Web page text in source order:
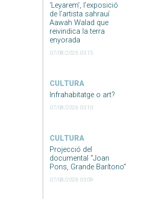
‘Leyarem’, l’exposició
de l’artista sahrauí
Aawah Walad que
reivindica la terra
enyorada
07/08/2026 03:15
CULTURA
Infrahabitatge o art?
07/08/2026 03:10
CULTURA
Projecció del
documental “Joan
Pons, Grande Barítono”
07/08/2026 03:09